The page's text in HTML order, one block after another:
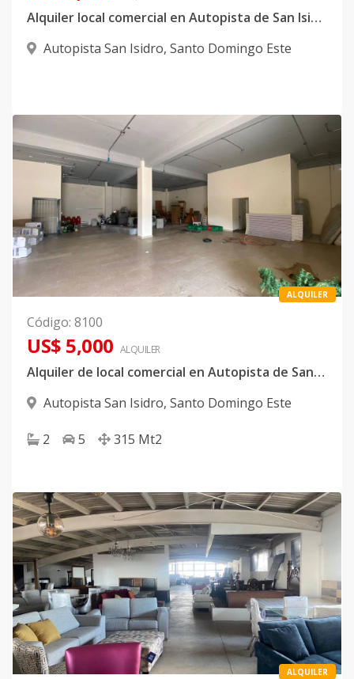
Alquiler local comercial en Autopista de San Isidro
Autopista San Isidro, Santo Domingo Este
ALQUILER
Código: 8100
US$ 5,000 ALQUILER
Alquiler de local comercial en Autopista de San Isidro
Autopista San Isidro, Santo Domingo Este
2 5 315 Mt2
ALQUILER